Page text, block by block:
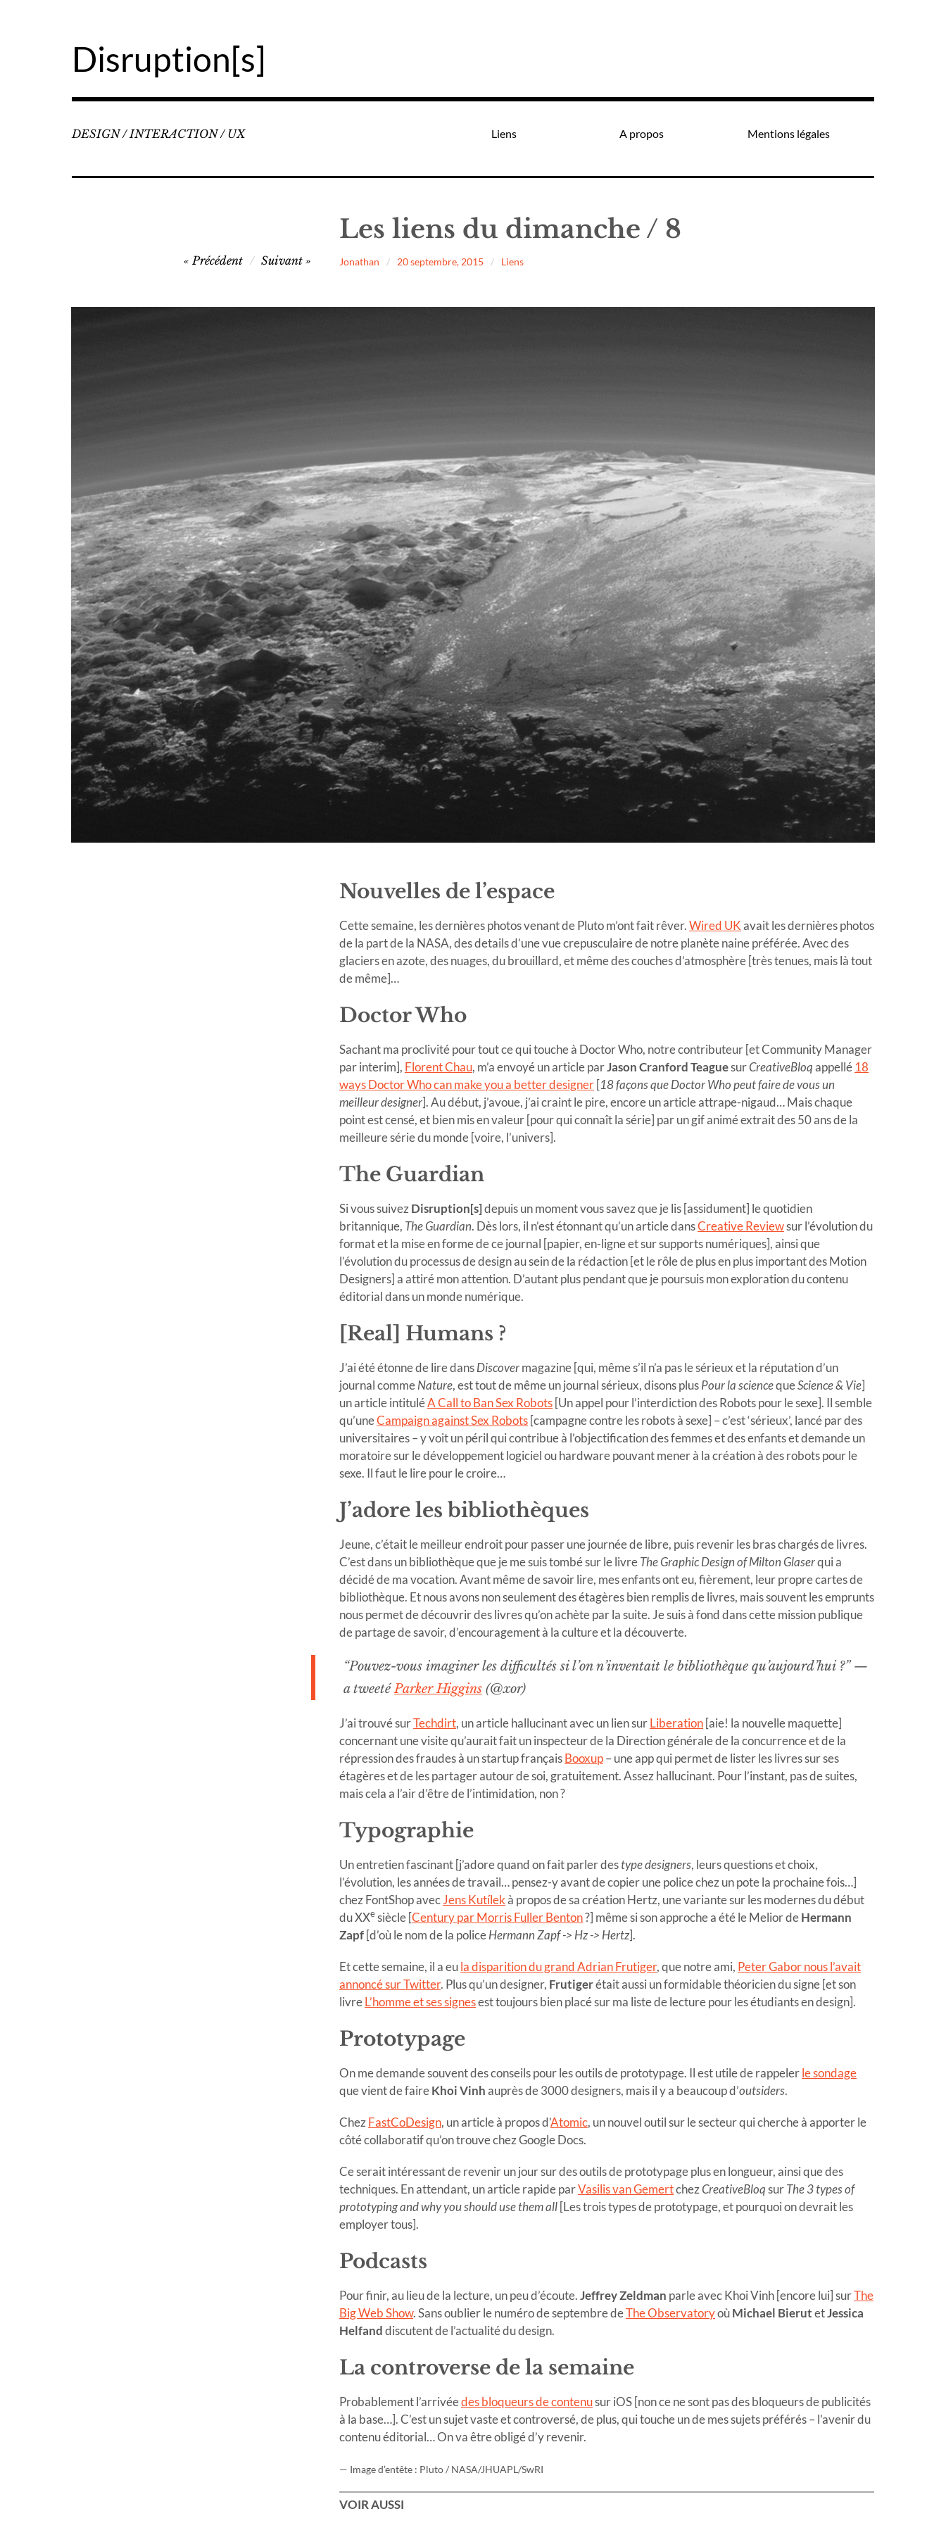
Disruption[s]
DESIGN / INTERACTION / UX Liens A propos Mentions légales
Les liens du dimanche / 8
Jonathan 20 septembre, 2015 Liens
l’article
Précédent Suivant
Nouvelles de l’espace
Cette semaine, les dernières photos venant de Pluto m’ont fait rêver.Wired UKavait les dernières photos
de la part de la NASA, des details d’une vue crepusculaire de notre planète naine préférée. Avec des
glaciers en azote, des nuages, du brouillard, et même des couches d’atmosphère [très tenues, mais là tout
de même]…
Doctor Who
Sachant ma proclivité pour tout ce qui touche à Doctor Who, notre contributeur [et Community Manager
par interim], Florent Chau, m’a envoyé un article parJason Cranford TeaguesurCreativeBloqappellé 18
ways Doctor Who can make you a better designer[18 façons que Doctor Who peut faire de vous un
meilleur designer]. Au début, j’avoue, j’ai craint le pire, encore un article attrape-nigaud… Mais chaque
point est censé, et bien mis en valeur [pour qui connaît la série] par un gif animé extrait des 50 ans de la
meilleure série du monde [voire, l’univers].
The Guardian
Si vous suivezDisruption[s]depuis un moment vous savez que je lis [assidument] le quotidien
britannique, The Guardian. Dès lors, il n’est étonnant qu’un article dansCreative Reviewsur l’évolution du
format et la mise en forme de ce journal [papier, en-ligne et sur supports numériques], ainsi que
l’évolution du processus de design au sein de la rédaction [et le rôle de plus en plus important des Motion
Designers] a attiré mon attention. D’autant plus pendant que je poursuis mon exploration du contenu
éditorial dans un monde numérique.
[Real] Humans ?
J’ai été étonne de lire dansDiscovermagazine [qui, même s’il n’a pas le sérieux et la réputation d’un
journal commeNature, est tout de même un journal sérieux, disons plusPour la sciencequeScience & Vie]
un article intituléA Call to Ban Sex Robots[Un appel pour l’interdiction des Robots pour le sexe]. Il semble
qu’uneCampaign against Sex Robots[campagne contre les robots à sexe] – c’est ‘sérieux’, lancé par des
universitaires – y voit un péril qui contribue à l’objectification des femmes et des enfants et demande un
moratoire sur le développement logiciel ou hardware pouvant mener à la création à des robots pour le
sexe. Il faut le lire pour le croire…
J’adore les bibliothèques
Jeune, c’était le meilleur endroit pour passer une journée de libre, puis revenir les bras chargés de livres.
C’est dans un bibliothèque que je me suis tombé sur le livreThe Graphic Design of Milton Glaserqui a
décidé de ma vocation. Avant même de savoir lire, mes enfants ont eu, fièrement, leur propre cartes de
bibliothèque. Et nous avons non seulement des étagères bien remplis de livres, mais souvent les emprunts
nous permet de découvrir des livres qu’on achète par la suite. Je suis à fond dans cette mission publique
de partage de savoir, d’encouragement à la culture et la découverte.
“Pouvez-vous imaginer les difficultés si l’on n’inventait le bibliothèque qu’aujourd’hui ?” —
a tweetéParker Higgins (@xor)
J’ai trouvé surTechdirt, un article hallucinant avec un lien surLiberation[aie! la nouvelle maquette]
concernant une visite qu’aurait fait un inspecteur de la Direction générale de la concurrence et de la
répression des fraudes à un startup françaisBooxup– une app qui permet de lister les livres sur ses
étagères et de les partager autour de soi, gratuitement. Assez hallucinant. Pour l’instant, pas de suites,
mais cela a l’air d’être de l’intimidation, non ?
Typographie
Un entretien fascinant [j’adore quand on fait parler destype designers, leurs questions et choix,
l’évolution, les années de travail… pensez-y avant de copier une police chez un pote la prochaine fois…]
chez FontShop avecJens Kutílekà propos de sa création Hertz, une variante sur les modernes du début
du XXesiècle [Century par Morris Fuller Benton?] même si son approche a été le Melior deHermann
Zapf[d’où le nom de la policeHermann Zapf -> Hz -> Hertz].
Et cette semaine, il a eula disparition du grand Adrian Frutiger, que notre ami, Peter Gabor nous l’avait
annoncé sur Twitter. Plus qu’un designer, Frutigerétait aussi un formidable théoricien du signe [et son
livreL’homme et ses signesest toujours bien placé sur ma liste de lecture pour les étudiants en design].
Prototypage
On me demande souvent des conseils pour les outils de prototypage. Il est utile de rappelerle sondage
que vient de faireKhoi Vinhauprès de 3000 designers, mais il y a beaucoup d’outsiders.
ChezFastCoDesign, un article à propos d’Atomic, un nouvel outil sur le secteur qui cherche à apporter le
côté collaboratif qu’on trouve chez Google Docs.
Ce serait intéressant de revenir un jour sur des outils de prototypage plus en longueur, ainsi que des
techniques. En attendant, un article rapide parVasilis van GemertchezCreativeBloqsurThe 3 types of
prototyping and why you should use them all[Les trois types de prototypage, et pourquoi on devrait les
employer tous].
Podcasts
Pour finir, au lieu de la lecture, un peu d’écoute.Jeffrey Zeldman parle avec Khoi Vinh [encore lui] surThe
Big Web Show. Sans oublier le numéro de septembre deThe ObservatoryoùMichael BierutetJessica
Helfanddiscutent de l’actualité du design.
La controverse de la semaine
Probablement l’arrivéedes bloqueurs de contenusur iOS [non ce ne sont pas des bloqueurs de publicités
à la base…]. C’est un sujet vaste et controversé, de plus, qui touche un de mes sujets préférés – l’avenir du
contenu éditorial… On va être obligé d’y revenir.
— Image d’entête : Pluto / NASA/JHUAPL/SwRI
VOIR AUSSI